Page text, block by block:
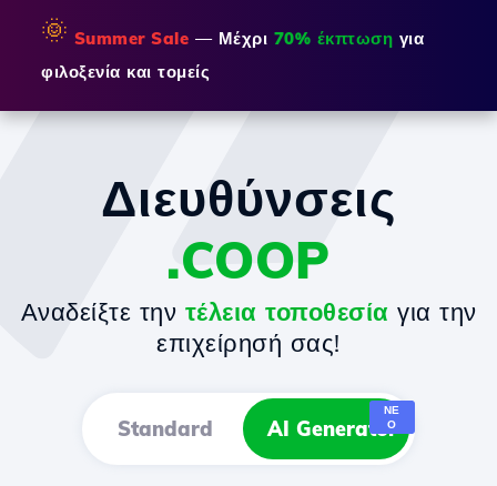
🌞 Summer Sale — Μέχρι 70% έκπτωση για
φιλοξενία και τομείς
Διευθύνσεις
.COOP
Αναδείξτε την τέλεια τοποθεσία για την
επιχείρησή σας!
Standard AI Generator
ΝΈ
Ο